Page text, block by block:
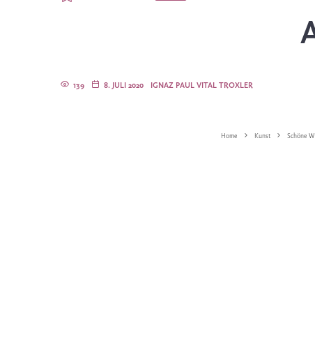
IGNAZ PAUL VITAL TROXLER
8. JULI 2020
139
Home Kunst Schöne